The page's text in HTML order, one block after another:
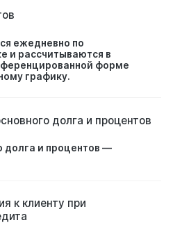
ежедневно по
и рассчитываются в
форме
графику.
долга и процентов
долга и процентов —
к клиенту при